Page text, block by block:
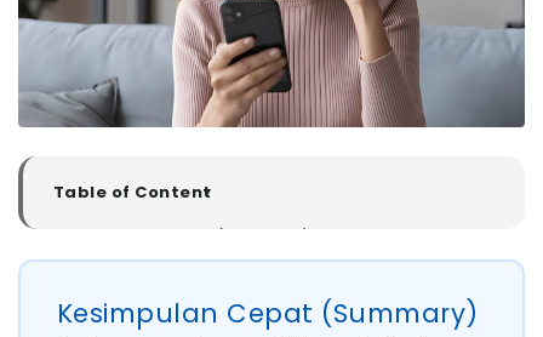
Table of Content
▼
Daftar WiFi Murah Jakarta Selatan 2026
- 2. MyRepublic
Kesimpulan Cepat (Summary)